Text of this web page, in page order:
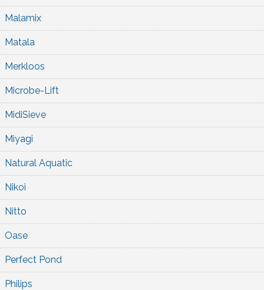
Malamix
Matala
Merkloos
Microbe-Lift
MidiSieve
Miyagi
Natural Aquatic
Nikoi
Nitto
Oase
Perfect Pond
Philips